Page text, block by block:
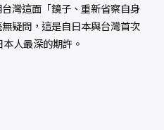
灣這面「鏡子、重新省察自身
疑問，這是自日本與台灣首次
人最深的期許。